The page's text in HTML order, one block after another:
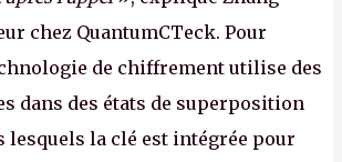
chez QuantumCTeck. Pour
de chiffrement utilise des
dans des états de superposition
lesquels la clé est intégrée pour